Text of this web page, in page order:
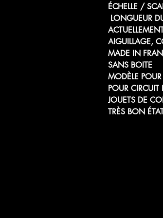
ÉCHELLE /
LONGUEUR
AIGUILLAGE,
MADE IN
SANS BOITE
MODÈLE
POUR CIRCUIT
JOUETS DE
TRÈS BON